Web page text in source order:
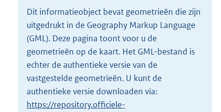
t
t
e
:
3
8
0
K
Dit informatieobject bevat geometrieën die zijn
uitgedrukt in de Geography Markup Language
(GML). Deze pagina toont voor u de
geometrieën op de kaart. Het GML-bestand is
echter de authentieke versie van de
vastgestelde geometrieën. U kunt de
authentieke versie downloaden via:
https://repository.officiele-